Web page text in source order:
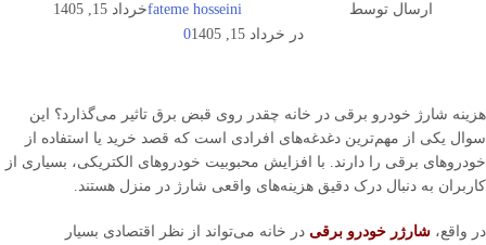
ارسال توسط fateme hosseiniخرداد 15, 1405
در خرداد 15, 1405
0
هزینه شارژ خودرو برقی در خانه چقدر روی قبض برق تاثیر می‌گذارد؟ این
سوال یکی از مهم‌ترین دغدغه‌های افرادی است که قصد خرید یا استفاده از
خودروهای برقی را دارند. با افزایش محبوبیت خودروهای الکتریکی، بسیاری از
کاربران به دنبال درک دقیق هزینه‌های واقعی شارژ در منزل هستند.
در واقع، شارژر خودرو برقی در خانه می‌تواند از نظر اقتصادی بسیار